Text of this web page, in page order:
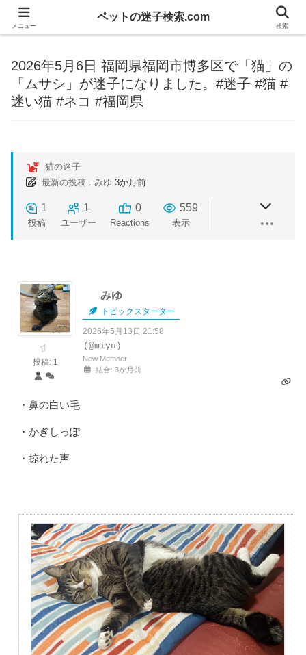
2026年5月6日 福岡県福岡市博多区で「猫」の
「ムサシ」が迷子になりました。#迷子 #猫 #
迷い猫 #ネコ #福岡県
猫の迷子
最新の投稿 : みゆ 3か月前
1
投稿
1
ユーザー
0
Reactions
559
表示
投稿: 1
みゆ
トピックスターター
2026年5月13日 21:58
(@miyu)
New Member
結合: 3か月前
・鼻の白い毛
・かぎしっぽ
・掠れた声
メニュー
ペットの迷子検索.com
検索